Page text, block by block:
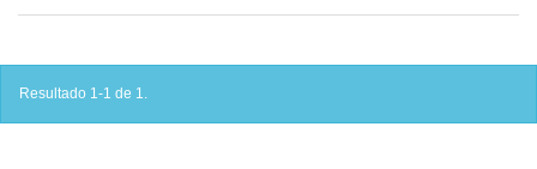
Resultado 1-1 de 1.